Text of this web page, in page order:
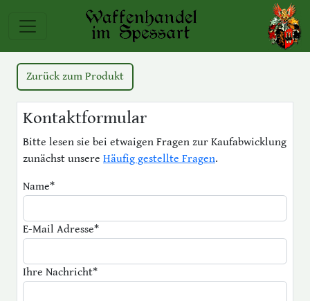
Zurück zum Produkt
Kontaktformular
Bitte lesen sie bei etwaigen Fragen zur Kaufabwicklung
zunächst unsere Häufig gestellte Fragen.
Name*
E-Mail Adresse*
Ihre Nachricht*